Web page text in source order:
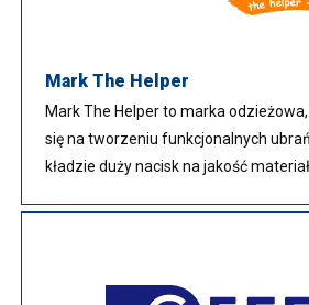
Mark The Helper
Mark The Helper to marka
się na tworzeniu funkcjonalnych
kładzie duży nacisk na jakość